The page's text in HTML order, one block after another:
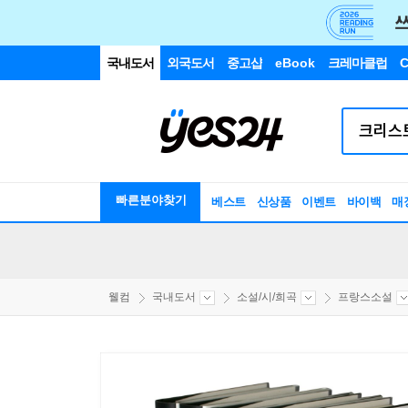
국내도서 외국도서 중고샵 eBook 크레마클럽
빠른분야찾기 베스트 신상품 이벤트 바이백 매
웰컴 국내도서 소설/시/희곡 프랑스소설